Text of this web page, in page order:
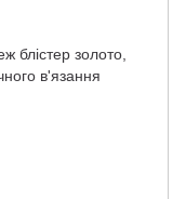
золото,
в'язання